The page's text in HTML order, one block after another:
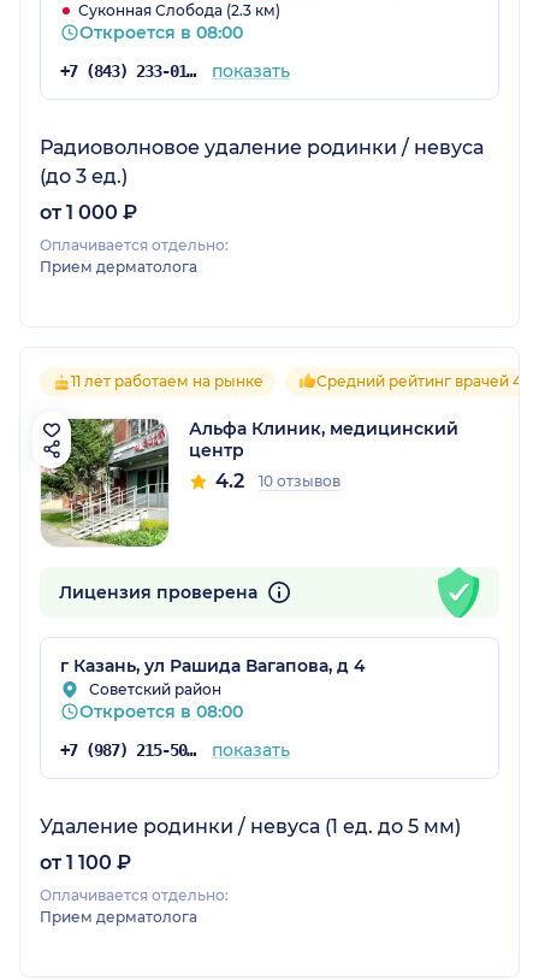
Суконная Слобода (2.3 км)
Откроется в 08:00
+7 (843) 233-01-32 показать
Радиоволновое удаление родинки / невуса
(до 3 ед.)
от 1 000 ₽
Оплачивается отдельно:
Прием дерматолога
11 лет работаем на рынке Средний рейтинг врачей 4.2
Альфа Клиник, медицинский
центр
4.2 10 отзывов
Лицензия проверена
г Казань, ул Рашида Вагапова, д 4
Советский район
Откроется в 08:00
+7 (987) 215-50-02 показать
Удаление родинки / невуса (1 ед. до 5 мм)
от 1 100 ₽
Оплачивается отдельно:
Прием дерматолога